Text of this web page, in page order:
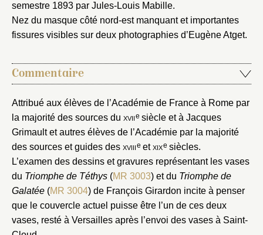
semestre 1893 par Jules-Louis Mabille.
Nez du masque côté nord-est manquant et importantes
fissures visibles sur deux photographies d’Eugène Atget.
Commentaire
Attribué aux élèves de l’Académie de France à Rome par
la majorité des sources du xviie siècle et à Jacques
Grimault et autres élèves de l’Académie par la majorité
des sources et guides des xviiie etxixe siècles.
L’examen des dessins et gravures représentant les vases
du Triomphe de Téthys (MR 3003) et du Triomphe de
Galatée (MR 3004) de François Girardon incite à penser
que le couvercle actuel puisse être l’un de ces deux
vases, resté à Versailles après l’envoi des vases à Saint-
Choix du dossier où ajouter la
notice
Valider
Nouveau dossier
Connexion
Courriel
Mot de passe
Envoyer